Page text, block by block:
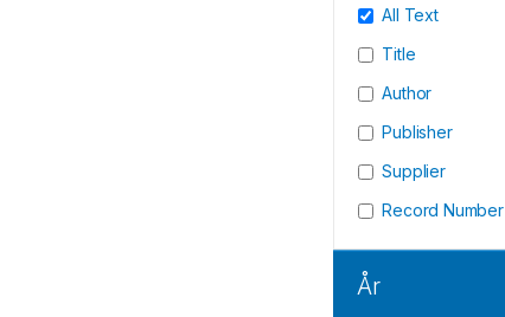
All Text
Title
Author
Publisher
Supplier
Record Number
År